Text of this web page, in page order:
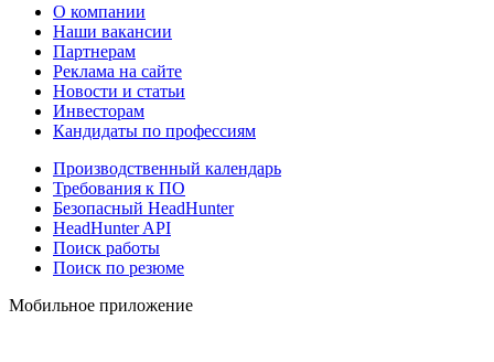
О компании
Наши вакансии
Партнерам
Реклама на сайте
Новости и статьи
Инвесторам
Кандидаты по профессиям
Производственный календарь
Требования к ПО
Безопасный HeadHunter
HeadHunter API
Поиск работы
Поиск по резюме
Мобильное приложение